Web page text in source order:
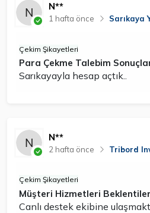
N**
1 hafta önce Sarıkaya
Çekim Şikayetleri
Para Çekme Talebim
Sarıkayayla hesap açtık..
N**
2 hafta önce Tribord
Çekim Şikayetleri
Müşteri Hizmetleri
Canlı destek ekibine